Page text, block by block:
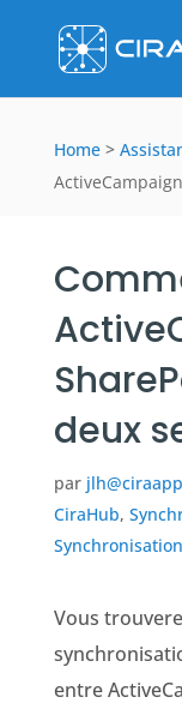
Home >
deux
par
CiraHub,
Vous
entre